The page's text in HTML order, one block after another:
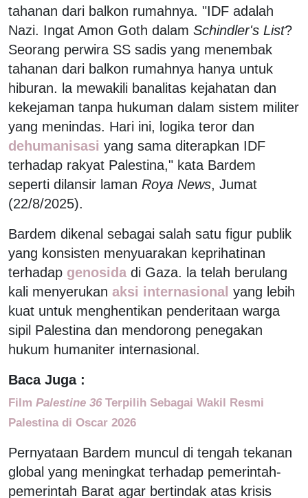
tahanan dari balkon rumahnya. "IDF adalah
Nazi. Ingat Amon Goth dalam Schindler's List?
Seorang perwira SS sadis yang menembak
tahanan dari balkon rumahnya hanya untuk
hiburan. la mewakili banalitas kejahatan dan
kekejaman tanpa hukuman dalam sistem militer
yang menindas. Hari ini, logika teror dan
dehumanisasi yang sama diterapkan IDF
terhadap rakyat Palestina," kata Bardem
seperti dilansir laman Roya News, Jumat
(22/8/2025).
Bardem dikenal sebagai salah satu figur publik
yang konsisten menyuarakan keprihatinan
terhadap genosida di Gaza. la telah berulang
kali menyerukan aksi internasional yang lebih
kuat untuk menghentikan penderitaan warga
sipil Palestina dan mendorong penegakan
hukum humaniter internasional.
Baca Juga :
Film Palestine 36 Terpilih Sebagai Wakil Resmi
Palestina di Oscar 2026
Pernyataan Bardem muncul di tengah tekanan
global yang meningkat terhadap pemerintah-
pemerintah Barat agar bertindak atas krisis